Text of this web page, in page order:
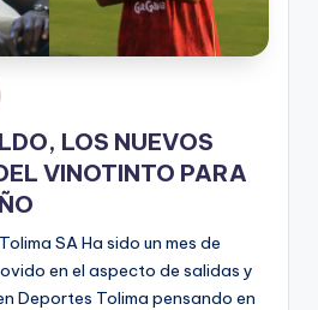
LOS NUEVOS
VINOTINTO PARA
SA Ha sido un mes de
en el aspecto de salidas y
Deportes Tolima pensando en